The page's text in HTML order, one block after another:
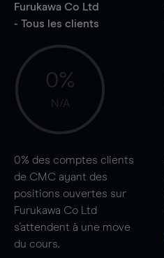
Furukawa Co Ltd
- Tous les clients
0%
N/A
0% des comptes clients
de CMC ayant des
positions ouvertes sur
Furukawa Co Ltd
s'attendent à une move
du cours.